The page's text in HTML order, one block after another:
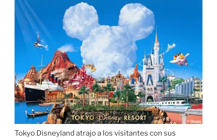
Tokyo Disneyland atrajo a los visitantes con sus